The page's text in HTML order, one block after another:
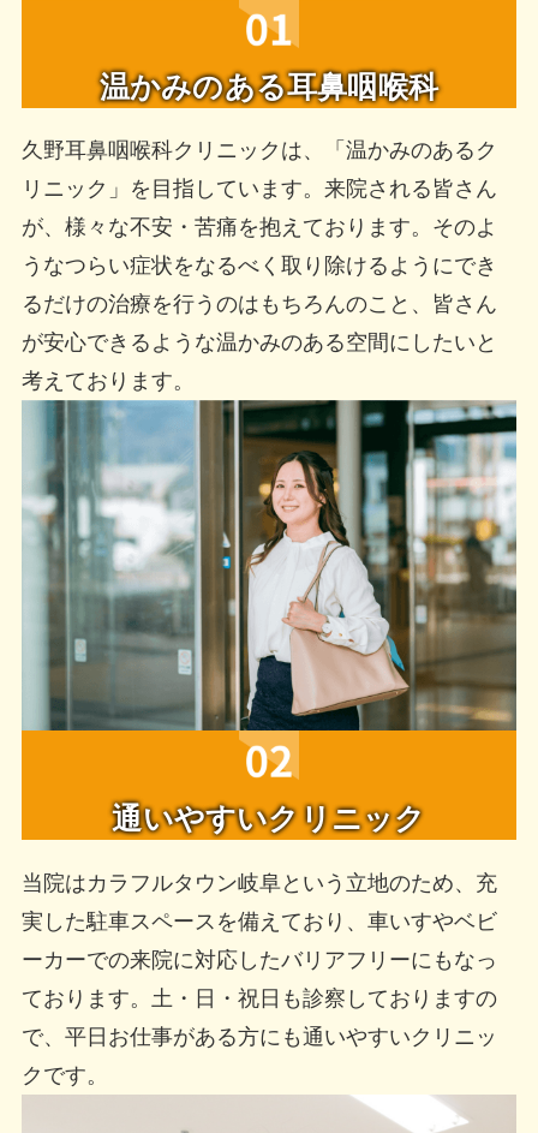
温かみのある耳鼻咽喉科
久野耳鼻咽喉科クリニックは、「温かみのあるク
リニック」を目指しています。来院される皆さん
が、様々な不安・苦痛を抱えております。そのよ
うなつらい症状をなるべく取り除けるようにでき
るだけの治療を行うのはもちろんのこと、皆さん
が安心できるような温かみのある空間にしたいと
考えております。
通いやすいクリニック
当院はカラフルタウン岐阜という立地のため、充
実した駐車スペースを備えており、車いすやベビ
ーカーでの来院に対応したバリアフリーにもなっ
ております。土・日・祝日も診察しておりますの
で、平日お仕事がある方にも通いやすいクリニッ
クです。